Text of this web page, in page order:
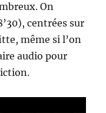
On
centrées sur
même si l’on
audio pour